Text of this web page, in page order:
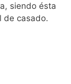
siendo ésta
de casado.